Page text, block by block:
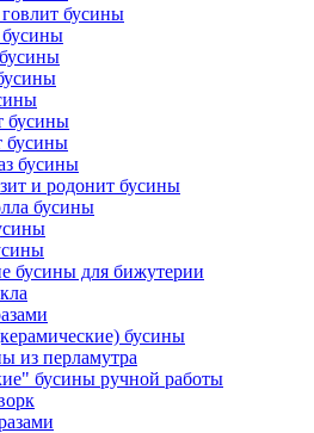
бусины
бусины
бусины
бусины
бусины
и родонит бусины
бусины
бусины для бижутерии
бусины
из перламутра
бусины ручной работы